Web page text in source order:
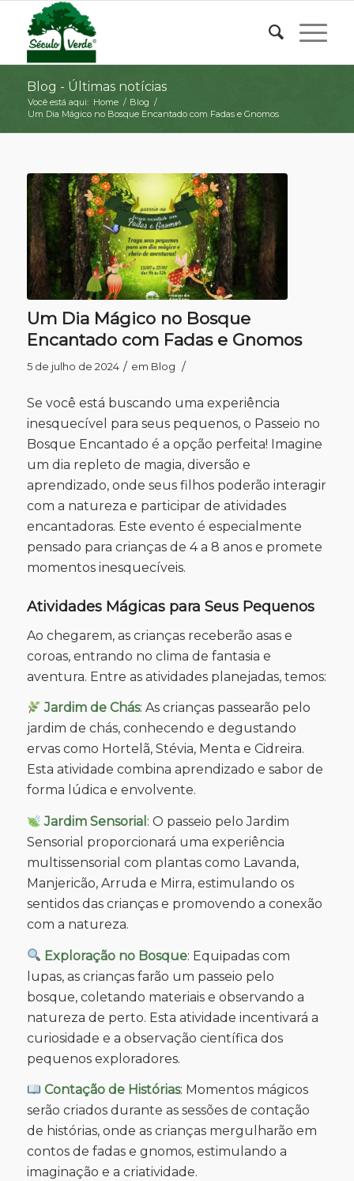
Blog - Últimas notícias
Você está aqui: Home / Blog /
Um Dia Mágico no Bosque Encantado com Fadas e Gnomos
Um Dia Mágico no Bosque
Encantado com Fadas e Gnomos
5 de julho de 2024 / em Blog /
Se você está buscando uma experiência
inesquecível para seus pequenos, o Passeio no
Bosque Encantado é a opção perfeita! Imagine
um dia repleto de magia, diversão e
aprendizado, onde seus filhos poderão interagir
com a natureza e participar de atividades
encantadoras. Este evento é especialmente
pensado para crianças de 4 a 8 anos e promete
momentos inesquecíveis.
Atividades Mágicas para Seus Pequenos
Ao chegarem, as crianças receberão asas e
coroas, entrando no clima de fantasia e
aventura. Entre as atividades planejadas, temos:
Jardim de Chás: As crianças passearão pelo
jardim de chás, conhecendo e degustando
ervas como Hortelã, Stévia, Menta e Cidreira.
Esta atividade combina aprendizado e sabor de
forma lúdica e envolvente.
Jardim Sensorial : O passeio pelo Jardim
Sensorial proporcionará uma experiência
multissensorial com plantas como Lavanda,
Manjericão, Arruda e Mirra, estimulando os
sentidos das crianças e promovendo a conexão
com a natureza.
Exploração no Bosque: Equipadas com
lupas, as crianças farão um passeio pelo
bosque, coletando materiais e observando a
natureza de perto. Esta atividade incentivará a
curiosidade e a observação científica dos
pequenos exploradores.
Contação de Histórias: Momentos mágicos
serão criados durante as sessões de contação
de histórias, onde as crianças mergulharão em
contos de fadas e gnomos, estimulando a
imaginação e a criatividade.